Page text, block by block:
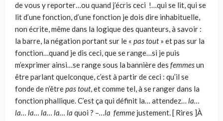
de vous y reporter…ou quand j’écris ceci !…qui se lit, qui se
lit d’une fonction, d’une fonction je dois dire inhabituelle,
non écrite, même dans la logique des quanteurs, à savoir :
la barre, la négation portant sur le « pas tout» et pas sur la
fonction…quand je dis ceci, que se range…si je puis
m’exprimer ainsi…se range sous la bannière des femmesun
être parlant quelconque, c’est à partir de ceci : qu’il se
fonde de n’êtrepas tout, et comme tel, à se ranger dans la
fonction phallique. C’est ça qui définit la… attendez… la…
la… la… la… la… la quoi ? –…la femme justement. [ Rires ]À